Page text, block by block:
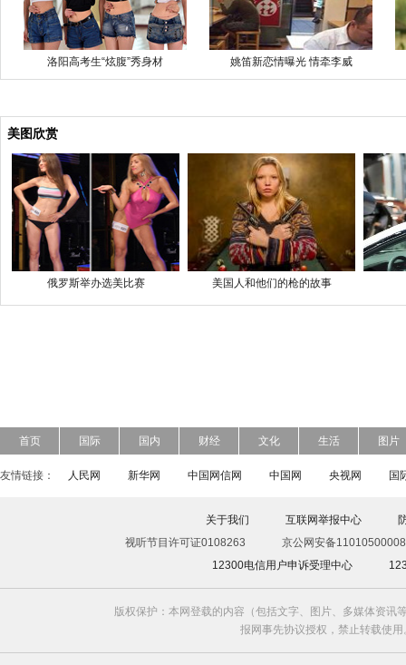
洛阳高考生“炫腹”秀身材 姚笛新恋情曝光 情牵李威
美图欣赏
俄罗斯举办选美比赛 美国人和他们的枪的故事
首页 国际 国内 财经 文化 生活 图片
友情链接： 人民网 新华网 中国网信网 中国网 央视网 国
关于我们 互联网举报中心
视听节目许可证0108263
京公网安备
12300电信用户申诉受理中心
版权保护：本网登载的内容（包括文字、图片、多媒体资
报网事先协议授权，禁止转载使